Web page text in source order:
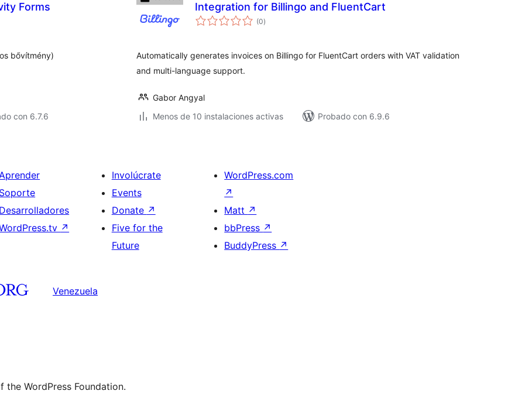
Forms
bővítmény)
con 6.7.6
Integration for Billingo and FluentCart
(0total
de
)
Automatically generates invoices on Billingo for FluentCart orders with VAT validation
and multi-language support.
Gabor Angyal
Menos de 10 instalaciones activas
Probado con 6.9.6
Soporte
Desarrolladores
↗
Involúcrate
Events
Donate ↗
Five for the
Future
WordPress.com
↗
Matt ↗
bbPress ↗
BuddyPress ↗
Venezuela
WordPress Foundation.